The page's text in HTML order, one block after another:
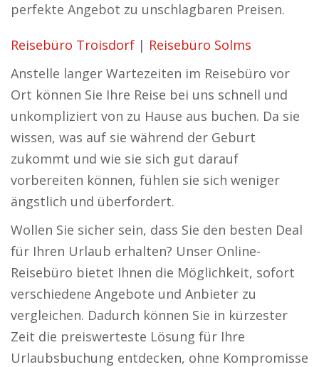
perfekte Angebot zu unschlagbaren Preisen.
Reisebüro Troisdorf | Reisebüro Solms
Anstelle langer Wartezeiten im Reisebüro vor
Ort können Sie Ihre Reise bei uns schnell und
unkompliziert von zu Hause aus buchen. Da sie
wissen, was auf sie während der Geburt
zukommt und wie sie sich gut darauf
vorbereiten können, fühlen sie sich weniger
ängstlich und überfordert.
Wollen Sie sicher sein, dass Sie den besten Deal
für Ihren Urlaub erhalten? Unser Online-
Reisebüro bietet Ihnen die Möglichkeit, sofort
verschiedene Angebote und Anbieter zu
vergleichen. Dadurch können Sie in kürzester
Zeit die preiswerteste Lösung für Ihre
Urlaubsbuchung entdecken, ohne Kompromisse